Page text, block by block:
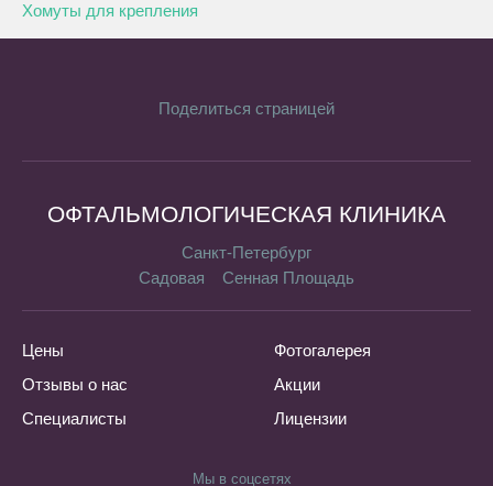
Хомуты для крепления
Поделиться страницей
ОФТАЛЬМОЛОГИЧЕСКАЯ КЛИНИКА
Санкт-Петербург
Садовая
Сенная Площадь
Цены
Отзывы о нас
Специалисты
Фотогалерея
Акции
Лицензии
Мы в соцсетях